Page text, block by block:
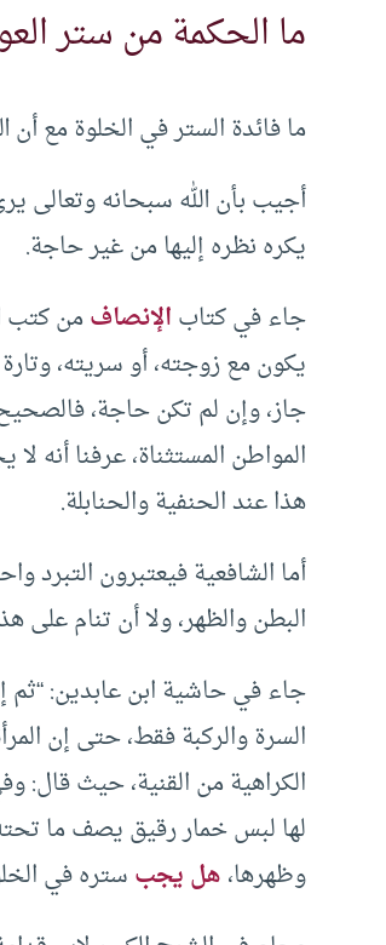
ما الحكمة من ستر
ما فائدة الستر في الخلوة مع
أجيب بأن الله سبحانه وتعالى
يكره نظره إليها من غير حاجة.
جاء في كتابالإنصافمن كتب
يكون مع زوجته، أو سريته،
جاز، وإن لم تكن حاجة،
المواطن المستثناة، عرفنا أنه
هذا عند الحنفية والحنابلة.
أما الشافعية فيعتبرون
البطن والظهر، ولا أن تنام على
جاء في حاشية ابن عابدين: “ثم
السرة والركبة فقط، حتى إن
الكراهية من القنية، حيث قال:
لها لبس خمار رقيق يصف ما
وظهرها،هل يجبستره في